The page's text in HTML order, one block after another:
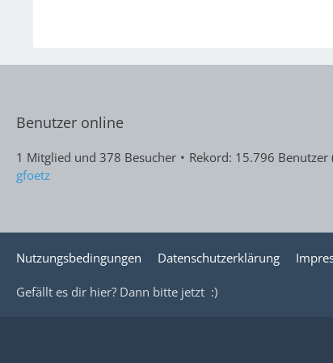
Benutzer online
1 Mitglied und 378 Besucher Rekord: 15.796 Benutzer
gfoetz
Nutzungsbedingungen Datenschutzerklärung
Gefällt es dir hier? Dann bitte jetzt :)